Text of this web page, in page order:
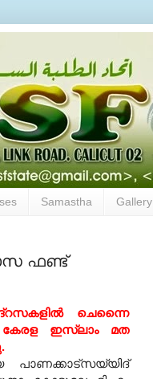
Samastha Gallery
ഫണ്ട്
ചെന്നെെ
ഇസ്ലാം മത